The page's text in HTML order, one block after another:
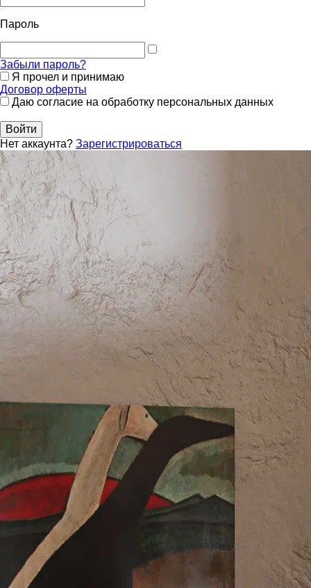
Пароль
Забыли пароль?
Я прочел и принимаю
Договор оферты
Даю согласие на обработку персональных данных
Войти
Нет аккаунта? Зарегистрироваться